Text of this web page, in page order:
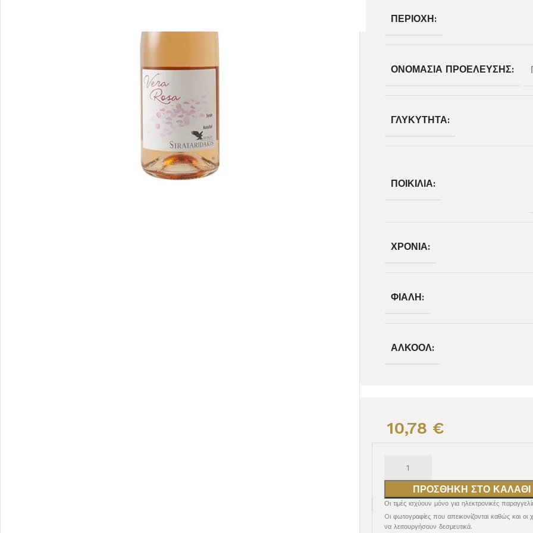
ΠΕΡΙΟΧΉ:
ΟΝΟΜΑΣΊΑ ΠΡΟΈΛΕΥΣΗΣ:
ΓΛΥΚΎΤΗΤΑ:
ΠΟΙΚΙΛΊΑ:
ΧΡΟΝΙΆ:
ΦΙΆΛΗ:
ΑΛΚΟΌΛ:
10,78 €
ΠΡΟΣΘΉΚΗ ΣΤΟ ΚΑΛΆΘΙ
Οι τιμές ισχύουν μόνο για ηλεκτρονικές
Oι φωτογραφίες που απεικονίζονται καθώς και
να λειτουργήσουν δεσμευτικά.